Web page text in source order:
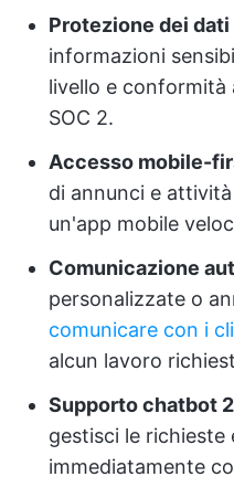
Protezione dei
informazioni
livello e conformità
SOC 2.
Accesso mobile-
di annunci e
un'app mobile
Comunicazione
personalizzate o
comunicare con i
alcun lavoro
Supporto chatbot
gestisci le richieste
immediatamente